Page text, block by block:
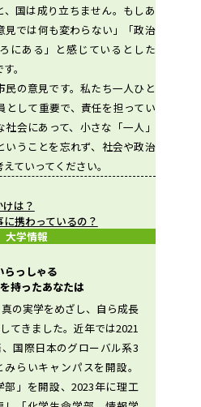
、国は成り立ちません。もしあ
見では何も変わらない」「政治
にある」と感じているとした
。
民の意見です。私たち一人ひと
として重要で、責任を担ってい
会にあって、小さな「一人」
いうことを忘れず、社会や政治
ていってください。
は？
携わっているの？
大学情報
らっしゃる
持ったあなたは
の実学をめざし、自ら成長
てきました。近年では2021
国際日本のグローバル系3
らいキャンパスを開設。
部」を開設、2023年に理工